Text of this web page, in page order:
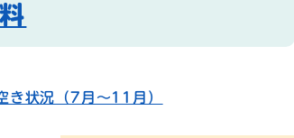
き状況（7月〜11月）